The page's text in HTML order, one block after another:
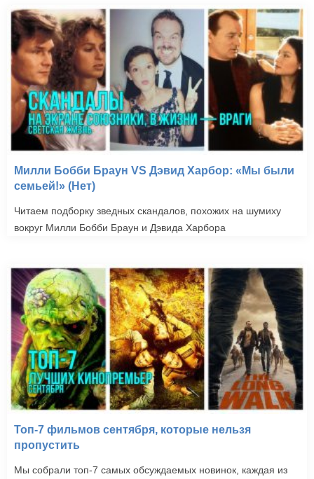
Милли Бобби Браун VS Дэвид Харбор: «Мы были
семьей!» (Нет)
Читаем подборку зведных скандалов, похожих на шумиху
вокруг Милли Бобби Браун и Дэвида Харбора
Топ-7 фильмов сентября, которые нельзя
пропустить
Мы собрали топ-7 самых обсуждаемых новинок, каждая из